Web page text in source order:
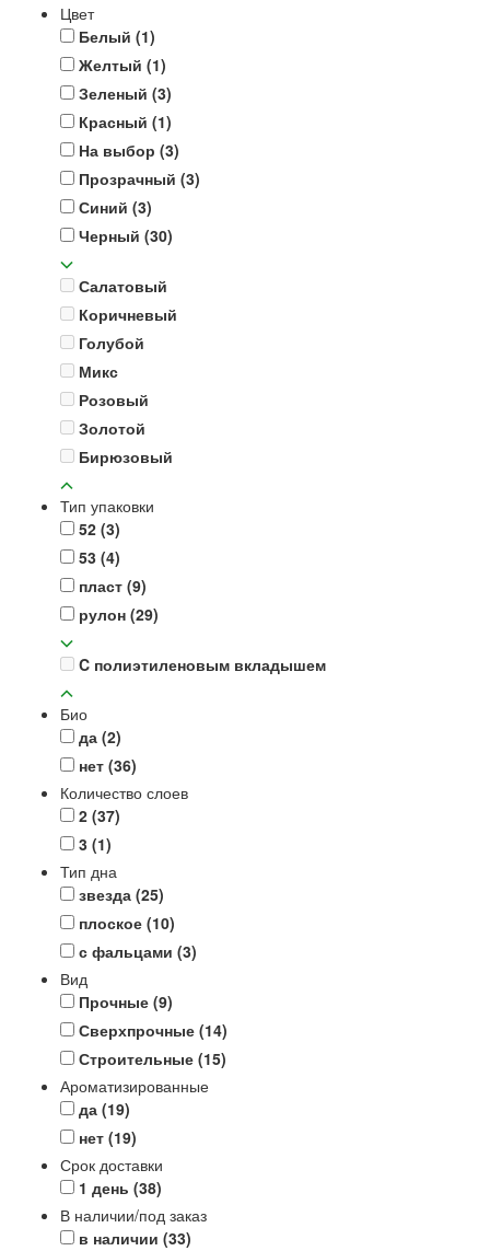
Цвет
Белый (1)
Желтый (1)
Зеленый (3)
Красный (1)
На выбор (3)
Прозрачный (3)
Синий (3)
Черный (30)
Салатовый
Коричневый
Голубой
Микс
Розовый
Золотой
Бирюзовый
Тип упаковки
52 (3)
53 (4)
пласт (9)
рулон (29)
C полиэтиленовым вкладышем
Био
да (2)
нет (36)
Количество слоев
2 (37)
3 (1)
Тип дна
звезда (25)
плоское (10)
с фальцами (3)
Вид
Прочные (9)
Сверхпрочные (14)
Строительные (15)
Ароматизированные
да (19)
нет (19)
Срок доставки
1 день (38)
В наличии/под заказ
в наличии (33)